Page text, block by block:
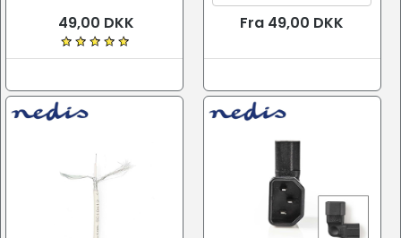
49,00 DKK Fra 49,00 DKK